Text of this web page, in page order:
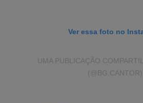
Ver essa foto no
UMA PUBLICAÇÃO
(@BG.CANTOR)